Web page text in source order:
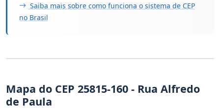
Saiba mais sobre como funciona o sistema de CEP
no Brasil
Mapa do CEP 25815-160 - Rua Alfredo
de Paula